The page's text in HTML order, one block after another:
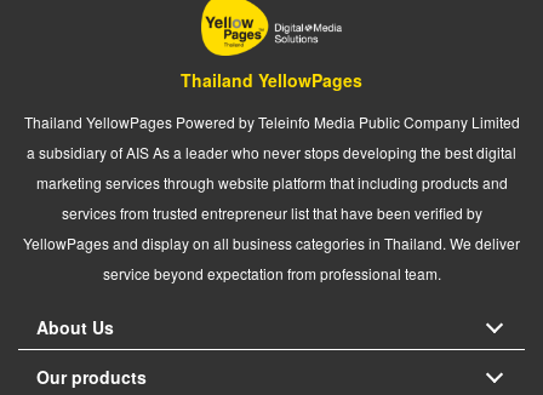
Thailand YellowPages
Thailand YellowPages Powered by Teleinfo Media Public Company Limited
a subsidiary of AIS As a leader who never stops developing the best digital
marketing services through website platform that including products and
services from trusted entrepreneur list that have been verified by
YellowPages and display on all business categories in Thailand. We deliver
service beyond expectation from professional team.
About Us
Our products